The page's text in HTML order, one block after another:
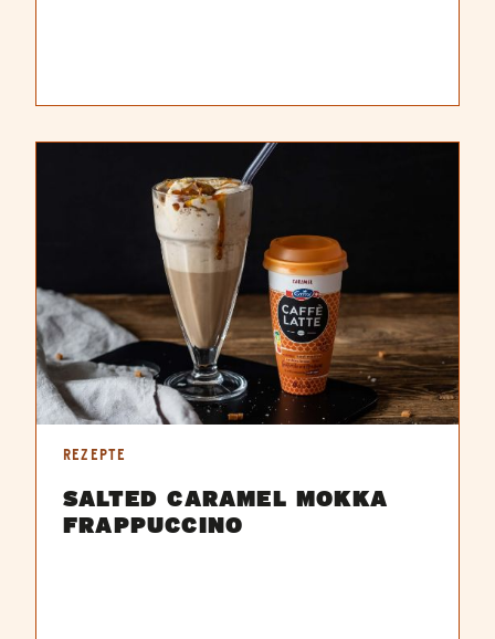
REZEPTE
SALTED CARAMEL MOKKA
FRAPPUCCINO